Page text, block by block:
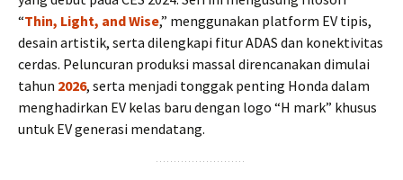
“Thin, Light, and Wise,” menggunakan platform EV tipis,
desain artistik, serta dilengkapi fitur ADAS dan konektivitas
cerdas. Peluncuran produksi massal direncanakan dimulai
tahun 2026, serta menjadi tonggak penting Honda dalam
menghadirkan EV kelas baru dengan logo “H mark” khusus
untuk EV generasi mendatang.